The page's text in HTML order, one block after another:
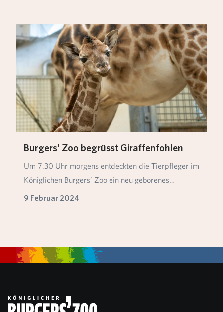
Burgers' Zoo begrüsst Giraffenfohlen
Um 7.30 Uhr morgens entdeckten die Tierpfleger im
Königlichen Burgers’ Zoo ein neu geborenes
Jungtie…
9 Februar 2024